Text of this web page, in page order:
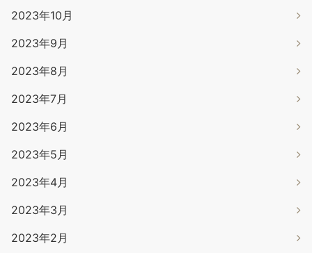
2023年10月
2023年9月
2023年8月
2023年7月
2023年6月
2023年5月
2023年4月
2023年3月
2023年2月